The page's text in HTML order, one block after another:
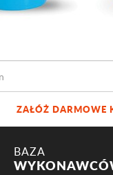
ZAŁÓŻ DARMOWE
BAZA